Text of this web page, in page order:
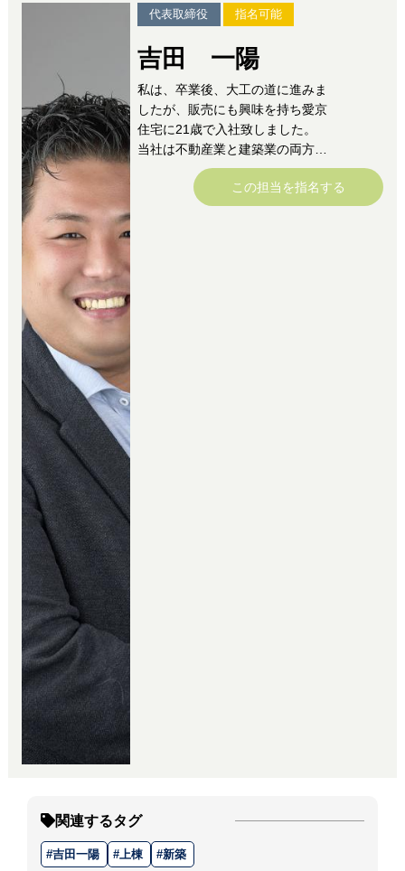
代表取締役 指名可能
吉田 一陽
私は、卒業後、大工の道に進みま
したが、販売にも興味を持ち愛京
住宅に21歳で入社致しました。
当社は不動産業と建築業の両方が
出来る会社で大工時代の経験も生
かしながら営業ができ土地を買っ
て頂いたお客様の住まいも沢山受
この担当を指名する
関連するタグ
吉田一陽 上棟 新築